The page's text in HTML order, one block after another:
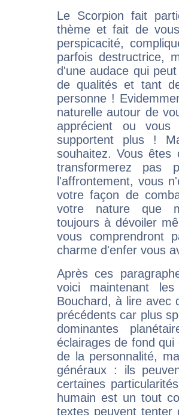
Le Scorpion fait
thème et fait de
perspicacité,
parfois destructrice,
d'une audace qui
de qualités et tant
personne !
naturelle autour de
apprécient ou
supportent plus !
souhaitez. Vous
transformerez pas
l'affrontement, vous
votre façon de
votre nature que
toujours à dévoiler
vous comprendront
charme d'enfer vous
Après ces
voici maintenant
Bouchard, à lire avec
précédents car plus
dominantes
éclairages de fond
de la personnalité,
généraux : ils
certaines
humain est un tout
textes peuvent tenter